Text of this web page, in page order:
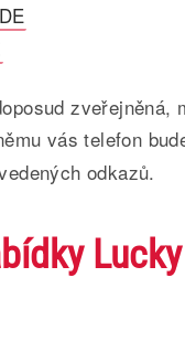
zveřejněná,
vás telefon
odkazů.